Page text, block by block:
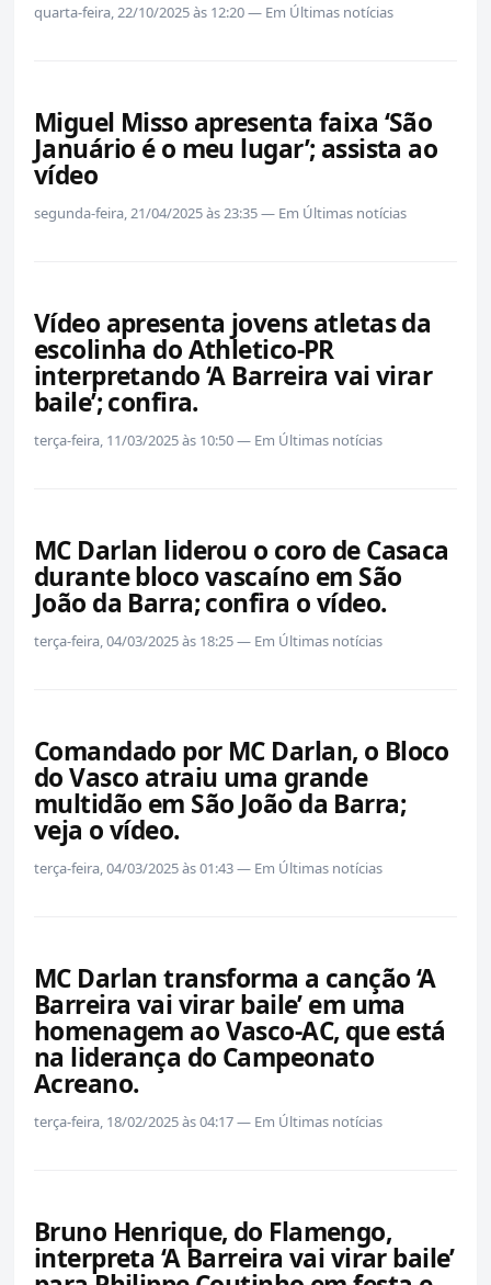
quarta-feira, 22/10/2025 às 12:20 — Em Últimas notícias
Miguel Misso apresenta faixa ‘São
Januário é o meu lugar’; assista ao
vídeo
segunda-feira, 21/04/2025 às 23:35 — Em Últimas notícias
Vídeo apresenta jovens atletas da
escolinha do Athletico-PR
interpretando ‘A Barreira vai virar
baile’; confira.
terça-feira, 11/03/2025 às 10:50 — Em Últimas notícias
MC Darlan liderou o coro de Casaca
durante bloco vascaíno em São
João da Barra; confira o vídeo.
terça-feira, 04/03/2025 às 18:25 — Em Últimas notícias
Comandado por MC Darlan, o Bloco
do Vasco atraiu uma grande
multidão em São João da Barra;
veja o vídeo.
terça-feira, 04/03/2025 às 01:43 — Em Últimas notícias
MC Darlan transforma a canção ‘A
Barreira vai virar baile’ em uma
homenagem ao Vasco-AC, que está
na liderança do Campeonato
Acreano.
terça-feira, 18/02/2025 às 04:17 — Em Últimas notícias
Bruno Henrique, do Flamengo,
interpreta ‘A Barreira vai virar baile’